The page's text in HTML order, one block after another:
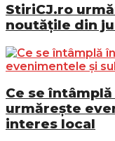
StiriCJ.ro
noutățile din
Ce se întâmplă
urmărește
interes local